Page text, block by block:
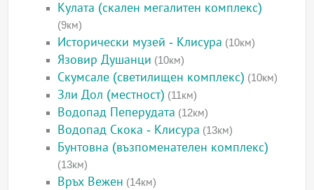
Кулата (скален мегалитен комплекс)
(9км)
Исторически музей - Клисура (10км)
Язовир Душанци (10км)
Скумсале (светилищен комплекс) (10км)
Зли Дол (местност) (11км)
Водопад Пеперудата (12км)
Водопад Скока - Клисура (13км)
Бунтовна (възпоменателен комплекс)
(13км)
Връх Вежен (14км)